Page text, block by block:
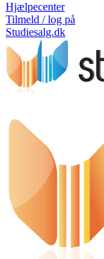
Hjælpecenter
Tilmeld / log på
Studiesalg.dk